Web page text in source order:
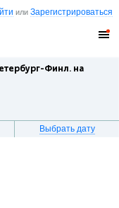
илиЗарегистрироваться
Финл. на
Выбрать дату